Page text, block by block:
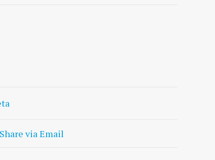
Share via Email